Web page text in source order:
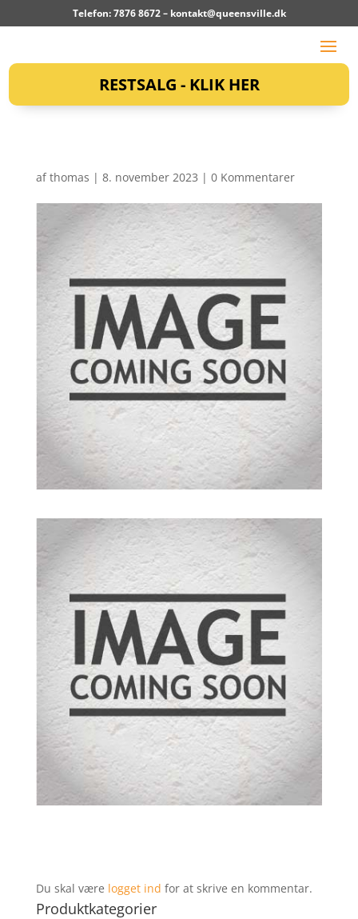
Telefon: 7876 8672 – kontakt@queensville.dk
RESTSALG - KLIK HER
afthomas | 8. november 2023 | 0 Kommentarer
Du skal være logget ind for at skrive en kommentar.
Produktkategorier